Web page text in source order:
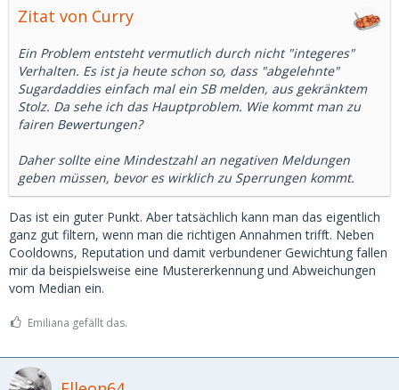
Zitat von Curry
Ein Problem entsteht vermutlich durch nicht "integeres"
Verhalten. Es ist ja heute schon so, dass "abgelehnte"
Sugardaddies einfach mal ein SB melden, aus gekränktem
Stolz. Da sehe ich das Hauptproblem. Wie kommt man zu
fairen Bewertungen?
Daher sollte eine Mindestzahl an negativen Meldungen
geben müssen, bevor es wirklich zu Sperrungen kommt.
Das ist ein guter Punkt. Aber tatsächlich kann man das eigentlich
ganz gut filtern, wenn man die richtigen Annahmen trifft. Neben
Cooldowns, Reputation und damit verbundener Gewichtung fallen
mir da beispielsweise eine Mustererkennung und Abweichungen
vom Median ein.
Emiliana gefällt das.